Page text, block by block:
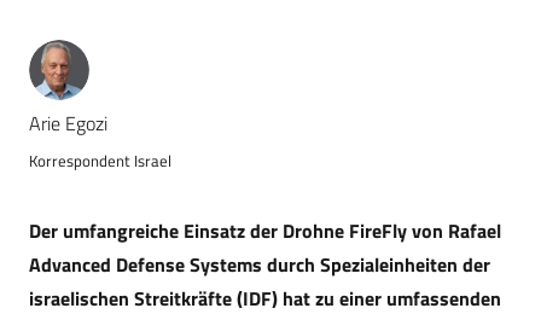
Arie Egozi
Korrespondent Israel
Der umfangreiche Einsatz der Drohne FireFly von Rafael
Advanced Defense Systems durch Spezialeinheiten der
israelischen Streitkräfte (IDF) hat zu einer umfassenden